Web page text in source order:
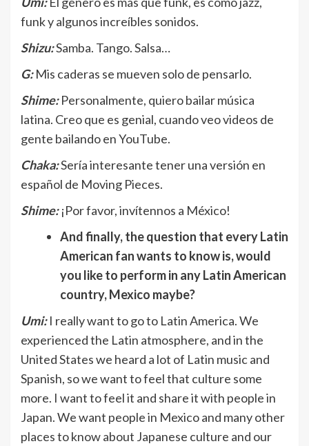
funk y algunos increíbles sonidos.
Shizu:Samba. Tango. Salsa…
G:Mis caderas se mueven solo de pensarlo.
Shime:Personalmente, quiero bailar música
latina. Creo que es genial, cuando veo videos de
gente bailando en YouTube.
Chaka:Sería interesante tener una versión en
español de Moving Pieces.
Shime:¡Por favor, invítennos a México!
And finally, the question that every Latin
American fan wants to know is, would
you like to perform in any Latin American
country, Mexico maybe?
Umi:I really want to go to Latin America. We
experienced the Latin atmosphere, and in the
United States we heard a lot of Latin music and
Spanish, so we want to feel that culture some
more. I want to feel it and share it with people in
Japan. We want people in Mexico and many other
places to know about Japanese culture and our